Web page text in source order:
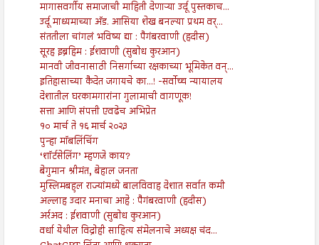
मागासवर्गीय समाजाची माहिती देणाऱ्या उर्दू पुस्तकाच...
उर्दू माध्यमाच्या अ‍ॅड. आसिया शेख बनल्या प्रथम वर्...
संततीला चांगलं भविष्य द्या : पैगंबरवाणी (हदीस)
सूरह इब्रहिम : ईशवाणी (सुबोध कुरआन)
मानवी जीवनासाठी निसर्गाच्या रक्षकाच्या भूमिकेत वन्...
इतिहासाच्या कैदेत जगायचे का...! -सर्वोच्च न्यायालय
देशातील घरकामगारांना गुलामाची वागणूक!
सत्ता आणि संपत्ती एवढेच अभिप्रेत
१० मार्च ते १६ मार्च २०२३
पुन्हा मॉबलिंचिंग
‘शॉर्टसेलिंग’ म्हणजे काय?
बेगुमान श्रीमंत, बेहाल जनता
मुस्लिमबहुल राज्यांमध्ये बालविवाह देशात सर्वात कमी
अल्लाह उदार मनाचा आहे : पैगंबरवाणी (हदीस)
अर्रअद : ईशवाणी (सुबोध कुरआन)
वर्धा येथील विद्रोही साहित्य संमेलनाचे अध्यक्ष चंद...